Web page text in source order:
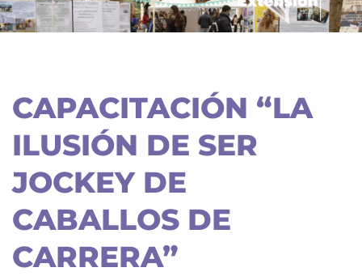
CAPACITACIÓN “LA
ILUSIÓN DE SER
JOCKEY DE
CABALLOS DE
CARRERA”